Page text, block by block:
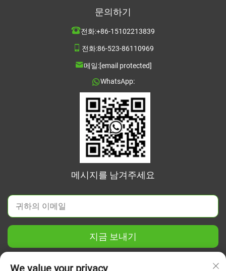
문의하기
전화:+86-15102213839
전화:86-523-86110969
메일:[email protected]
WhatsApp:
메시지를 남겨주세요
지금 보내기
We value your privacy